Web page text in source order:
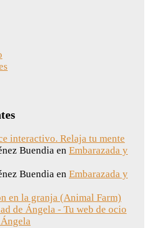
interactivo. Relaja tu mente
Buendia en Embarazada y
Buendia en Embarazada y
en la granja (Animal Farm)
de Ángela - Tu web de ocio